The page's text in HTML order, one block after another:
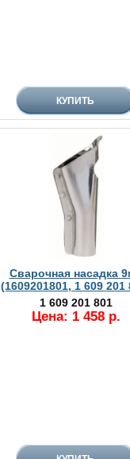
Сварочная насадка
(1609201801, 1 609 201
1 609 201 801
Цена: 1 458 р.